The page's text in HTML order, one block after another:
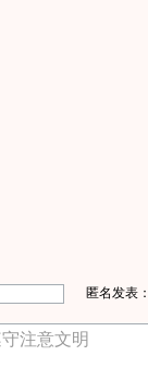
匿名发表